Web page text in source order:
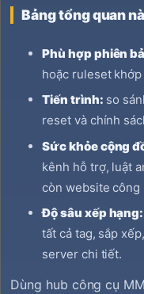
Bảng tổng quan
Phù hợp phiên
hoặc ruleset
Tiến trình: so
reset và chính
Sức khỏe cộng
kênh hỗ trợ, luật
còn website công
Độ sâu xếp hạng:
tất cả tag, sắp
server chi tiết.
Dùng hub công cụ